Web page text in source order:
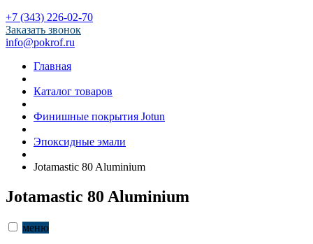
+7 (343) 226-02-70
Заказать звонок
info@pokrof.ru
Главная
Каталог товаров
Финишные покрытия Jotun
Эпоксидные эмали
Jotamastic 80 Aluminium
Jotamastic 80 Aluminium
меню